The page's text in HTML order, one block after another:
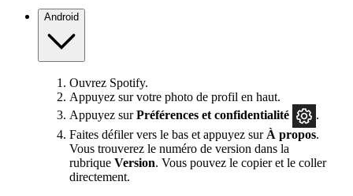
Android
Ouvrez Spotify.
Appuyez sur votre photo de profil en haut.
Appuyez surPréférences et confidentialité
.
Faites défiler vers le bas et appuyez sur À propos.
Vous trouverez le numéro de version dans la
rubrique Version. Vous pouvez le copier et le coller
directement.